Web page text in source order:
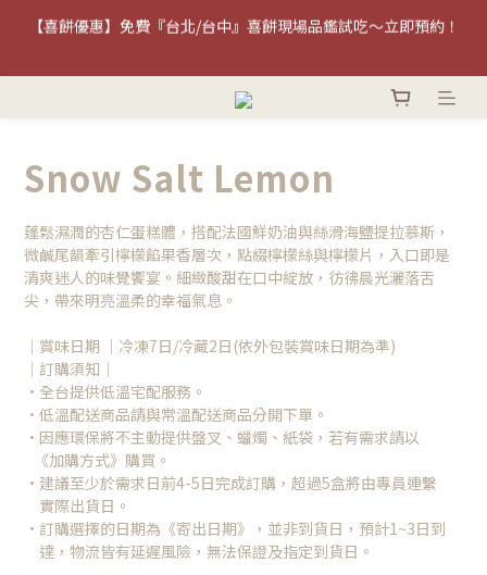
【喜餅優惠】免費『台北/台中』喜餅現場品鑑試吃～立即預約！
凡於官網消費並選擇百貨取貨之訂單，恕無法享有百貨停車折抵優
✿2026中秋贈禮✿ 中秋企業早鳥優惠開跑!! 最高享7折!!
【喜餅優惠】免費『台北/台中』喜餅現場品鑑試吃～立即預約！
Snow Salt Lemon
蓬鬆濕潤的杏仁蛋糕體，搭配法國鮮奶油與絲滑海鹽提拉慕斯，
微鹹尾韻牽引檸檬餡果香層次，點綴檸檬絲與檸檬片，入口即是
清爽迷人的味覺饗宴。細緻酸甜在口中綻放，彷彿晨光灑落舌
尖，帶來明亮溫柔的幸福氣息。
｜賞味日期 ｜冷凍7日/冷藏2日(依外包裝賞味日期為準)
｜訂購須知｜
•全台提供低溫宅配服務。
•低溫配送商品請與常溫配送商品分開下單。
•因應環保將不主動提供盤叉、蠟燭、紙袋，若有需求請以
   《加購方式》購買。
•建議至少於需求日前4-5日完成訂購，超過5盒將由專員連繫
實際出貨日。
•訂購選擇的日期為《寄出日期》，並非到貨日，預計1~3日到
達，物流皆有延遲風險，無法保證及指定到貨日。